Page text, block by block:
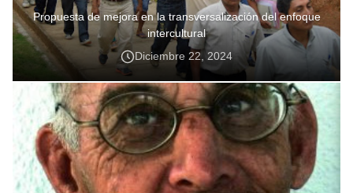
Propuesta de mejora en la transversalización del enfoque
intercultural
Diciembre 22, 2024